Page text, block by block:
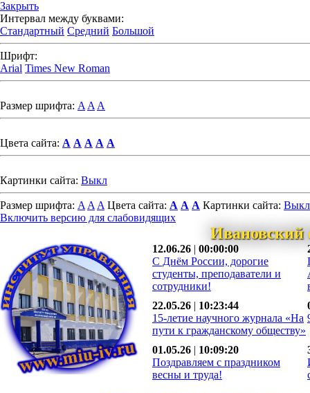
Закрыть
Интервал между буквами:
Стандартный Средний Большой
Шрифт:
Arial Times New Roman
Размер шрифта: A A A
Цвета сайта: A A A A A
Картинки сайта: Выкл
Размер шрифта: A A A Цвета сайта: A A A Картинки сайта: Выкл
Включить версию для слабовидящих
12.06.26 | 00:00:00
С Днём России, дорогие
студенты, преподаватели и
сотрудники!
22.05.26 | 10:23:44
15-летие научного журнала «На
пути к гражданскому обществу»
01.05.26 | 10:09:20
Поздравляем с праздником
весны и труда!